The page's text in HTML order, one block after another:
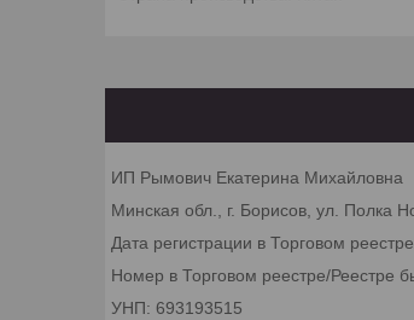
ИП Рымович Екатерина Михайловна
Минская обл., г. Борисов, ул. Полка
Дата регистрации в Торговом
Номер в Торговом реестре/Реестре
УНП: 693193515